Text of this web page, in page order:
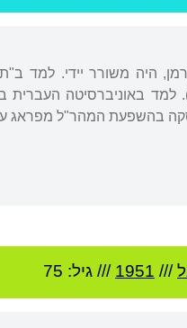
היה משורר יידי. למד
באוניברסיטה העברית
בהשפעת המהר"ל מפראג
///
1951 /// גיל: 75